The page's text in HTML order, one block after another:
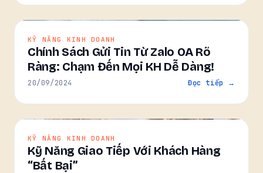
KỸ NĂNG KINH DOANH
Chính Sách Gửi Tin Từ Zalo OA Rõ
Ràng: Chạm Đến Mọi KH Dễ Dàng!
20/09/2024 Đọc tiếp →
KỸ NĂNG KINH DOANH
Kỹ Năng Giao Tiếp Với Khách Hàng
“Bất Bại”